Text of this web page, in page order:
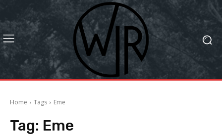
Home Tags Eme
Tag: Eme